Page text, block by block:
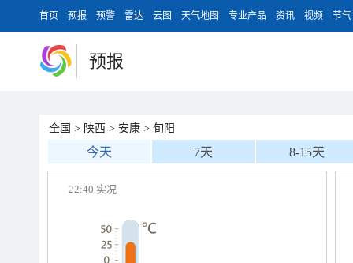
首页 预报 预警 雷达 云图 天气地图 专业产品 资讯 视频 节气
预报
全国 > 陕西 > 安康 > 旬阳
今天 7天 8-15天
22:40 实况